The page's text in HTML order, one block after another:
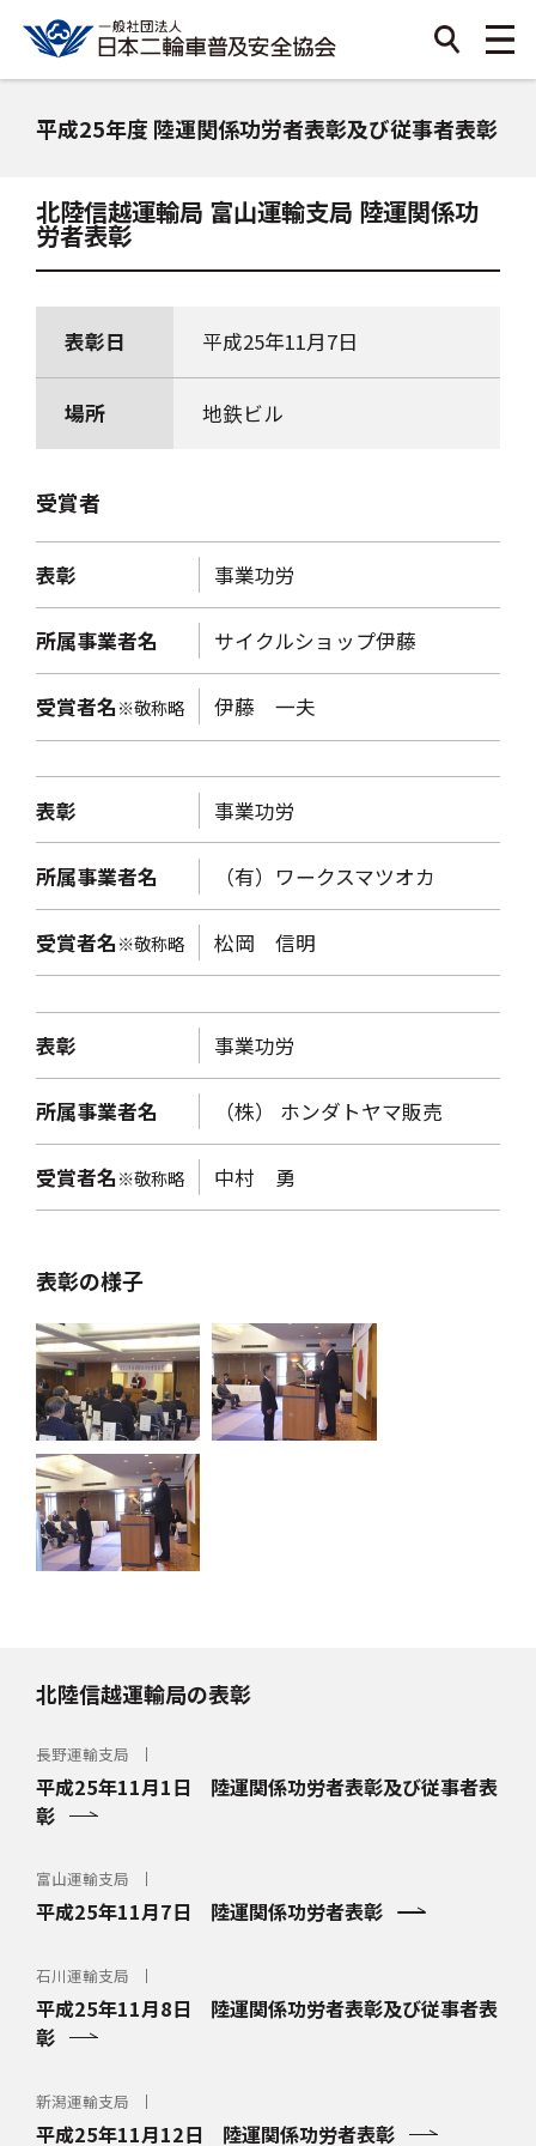
平成25年度 陸運関係功労者表彰及び従事者表彰
北陸信越運輸局 富山運輸支局 陸運関係功
労者表彰
表彰日 平成25年11月7日
場所 地鉄ビル
受賞者
表彰 事業功労
所属事業者名 サイクルショップ伊藤
受賞者名※敬称略 伊藤 一夫
表彰 事業功労
所属事業者名 （有）ワークスマツオカ
受賞者名※敬称略 松岡 信明
表彰 事業功労
所属事業者名 （株） ホンダトヤマ販売
受賞者名※敬称略 中村 勇
表彰の様子
北陸信越運輸局の表彰
長野運輸支局
平成25年11月1日 陸運関係功労者表彰及び従事者表
彰
富山運輸支局
平成25年11月7日 陸運関係功労者表彰
石川運輸支局
平成25年11月8日 陸運関係功労者表彰及び従事者表
彰
新潟運輸支局
平成25年11月12日 陸運関係功労者表彰